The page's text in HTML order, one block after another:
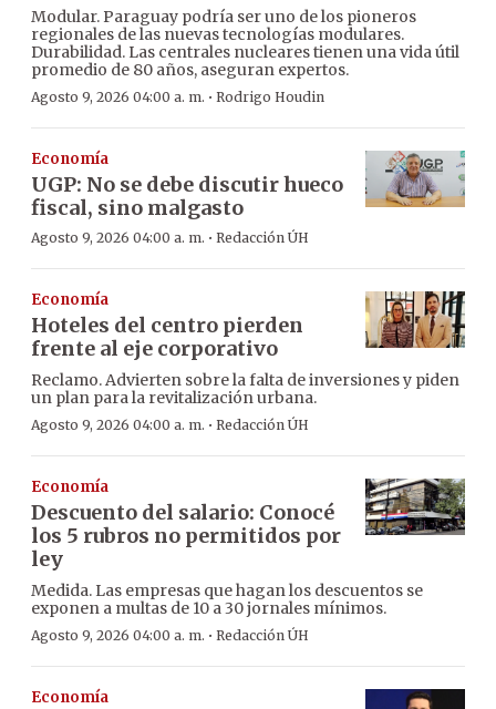
Modular. Paraguay podría ser uno de los pioneros
regionales de las nuevas tecnologías modulares.
Durabilidad. Las centrales nucleares tienen una vida útil
promedio de 80 años, aseguran expertos.
Agosto 9, 2026 04:00 a. m. · Rodrigo Houdin
Economía
UGP: No se debe discutir hueco
fiscal, sino malgasto
Agosto 9, 2026 04:00 a. m. · Redacción ÚH
Economía
Hoteles del centro pierden
frente al eje corporativo
Reclamo. Advierten sobre la falta de inversiones y piden
un plan para la revitalización urbana.
Agosto 9, 2026 04:00 a. m. · Redacción ÚH
Economía
Descuento del salario: Conocé
los 5 rubros no permitidos por
ley
Medida. Las empresas que hagan los descuentos se
exponen a multas de 10 a 30 jornales mínimos.
Agosto 9, 2026 04:00 a. m. · Redacción ÚH
Economía